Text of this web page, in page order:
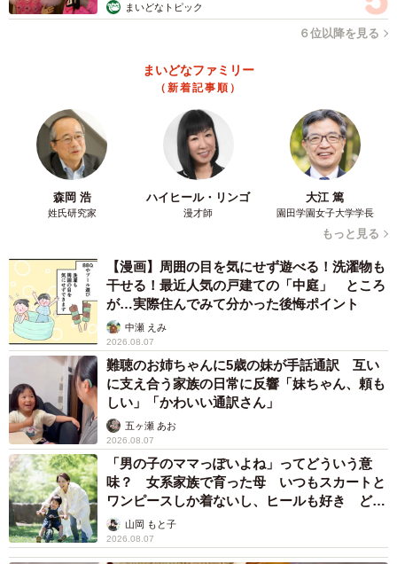
まいどなトピック
６位以降を見る
まいどなファミリー
（新着記事順）
森岡 浩
姓氏研究家
ハイヒール・リンゴ
漫才師
大江 篤
園田学園女子大学学長
もっと見る
【漫画】周囲の目を気にせず遊べる！洗濯物も
干せる！最近人気の戸建ての「中庭」 ところ
が…実際住んでみて分かった後悔ポイント
中瀬 えみ
2026.08.07
難聴のお姉ちゃんに5歳の妹が手話通訳 互い
に支え合う家族の日常に反響「妹ちゃん、頼も
しい」「かわいい通訳さん」
五ヶ瀬 あお
2026.08.07
「男の子のママっぽいよね」ってどういう意
味？ 女系家族で育った母 いつもスカートと
ワンピースしか着ないし、ヒールも好き どの
へんが…
山岡 もと子
2026.08.07